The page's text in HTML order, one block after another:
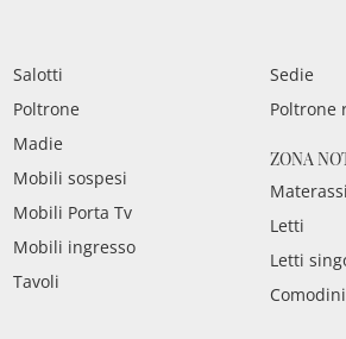
Salotti
Poltrone
Madie
Mobili sospesi
Mobili Porta Tv
Mobili ingresso
Tavoli
Sedie
Poltrone
ZONA
Letti
Letti
Comodini